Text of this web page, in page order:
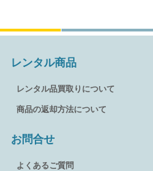
レンタル商品
レンタル品買取りについて
商品の返却方法について
お問合せ
よくあるご質問